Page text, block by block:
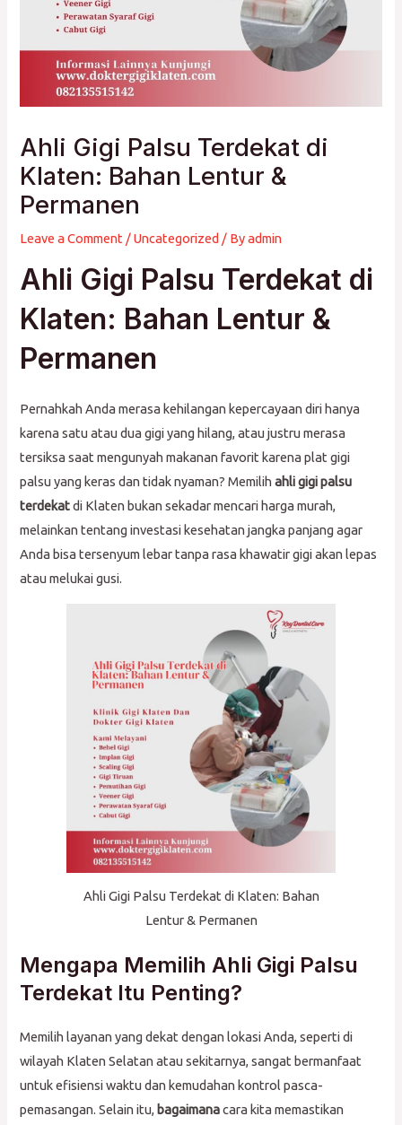
Ahli Gigi Palsu Terdekat di
Klaten: Bahan Lentur &
Permanen
Leave a Comment /Uncategorized / Byadmin
Ahli Gigi Palsu Terdekat di
Klaten: Bahan Lentur &
Permanen
Pernahkah Anda merasa kehilangan kepercayaan diri hanya
karena satu atau dua gigi yang hilang, atau justru merasa
tersiksa saat mengunyah makanan favorit karena plat gigi
palsu yang keras dan tidak nyaman? Memilihahli gigi palsu
terdekatdi Klaten bukan sekadar mencari harga murah,
melainkan tentang investasi kesehatan jangka panjang agar
Anda bisa tersenyum lebar tanpa rasa khawatir gigi akan lepas
atau melukai gusi.
Ahli Gigi Palsu Terdekat di Klaten: Bahan
Lentur & Permanen
Mengapa Memilih Ahli Gigi Palsu
Terdekat Itu Penting?
Memilih layanan yang dekat dengan lokasi Anda, seperti di
wilayah Klaten Selatan atau sekitarnya, sangat bermanfaat
untuk efisiensi waktu dan kemudahan kontrol pasca-
pemasangan. Selain itu,bagaimanacara kita memastikan